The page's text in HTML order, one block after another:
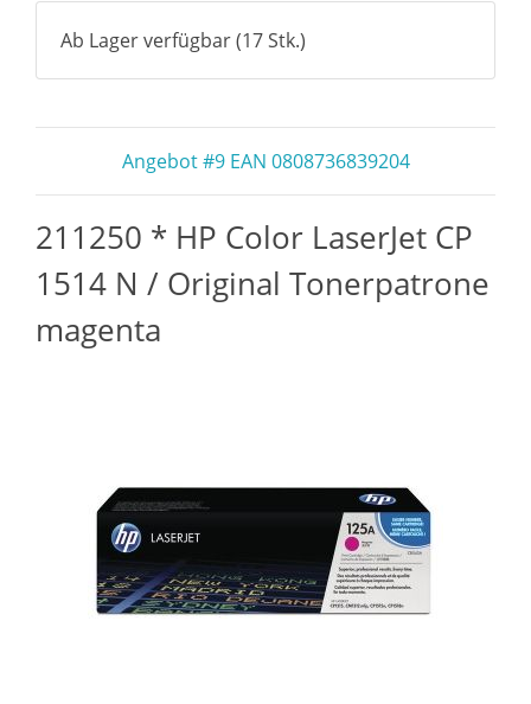
Ab Lager verfügbar (17 Stk.)
Angebot #9 EAN 0808736839204
211250 * HP Color LaserJet CP
1514 N / Original Tonerpatrone
magenta